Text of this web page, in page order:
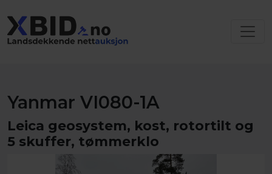
Yanmar VI080-1A
Leica geosystem, kost, rotortilt og
5 skuffer, tømmerklo